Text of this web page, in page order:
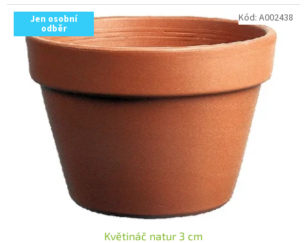
Jen osobní
odběr
Květináč natur 3 cm
Kód: A002438